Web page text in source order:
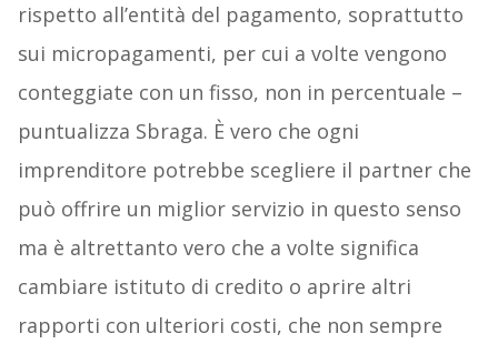
rispetto all’entità del pagamento, soprattutto
sui micropagamenti, per cui a volte vengono
conteggiate con un fisso, non in percentuale –
puntualizza Sbraga. È vero che ogni
imprenditore potrebbe scegliere il partner che
può offrire un miglior servizio in questo senso
ma è altrettanto vero che a volte significa
cambiare istituto di credito o aprire altri
rapporti con ulteriori costi, che non sempre